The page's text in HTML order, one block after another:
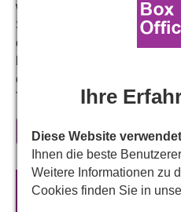
wird von vielen als
Stück beschrieben. Es
obdachlosen Frau, die in
beschließt, ihre Geschichte
ein Stück voller Herz
Theatre aufgeführt wird.
„Myras Geschichte“
Dramatikers Brian
Schriftstellerkarriere bereits
Figur Myra ist
und offenbar eine
mehr
Offizielle
Ihre
Diese Website
Ihnen die beste
Weitere Informationen zu
Cookies finden Sie in